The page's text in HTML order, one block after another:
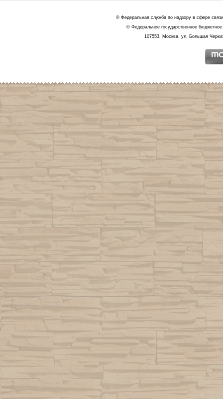
© Федеральная служба по надзору в сфере
© Федеральное государственное
107553, Москва, ул. Большая